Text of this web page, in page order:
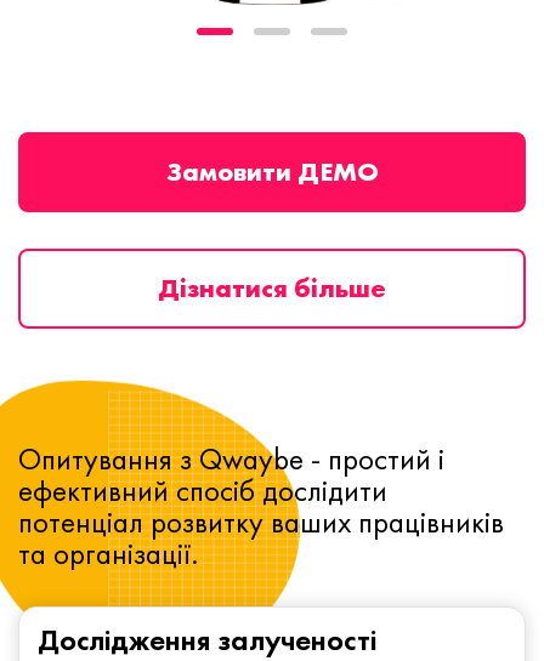
Замовити ДЕМО
Дізнатися більше
Дослідження залученості
Опитування з Qwaybe - простий і
ефективний спосіб дослідити
потенціал розвитку ваших працівників
та організації.